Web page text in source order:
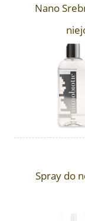
Nano
Spray do